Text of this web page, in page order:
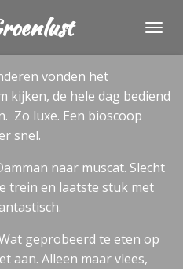
vonden het
kijken, de hele dag bediend
Zo luxe. Een bioscoop
snel.
naar muscat. Slecht
trein en laatste stuk met
geprobeerd te eten op
aan. Alleen maar vlees,